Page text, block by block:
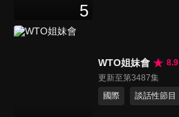
5
WTO姐妹會
8.9
更新至第3487集
國際
談話性節目